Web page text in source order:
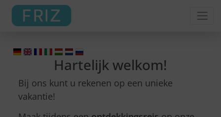
Hartelijk welkom!
Bij ons kunt u rekenen op een unieke
vakantie!